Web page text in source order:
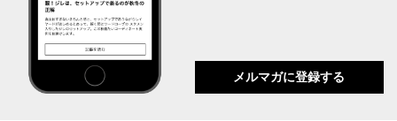
メルマガに登録する